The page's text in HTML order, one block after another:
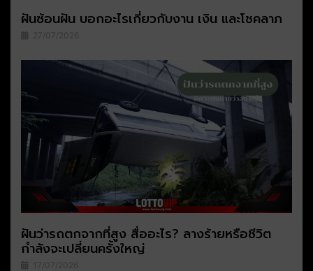
ฝันซ้อนฝัน บอกอะไรเกี่ยวกับงาน เงิน และโชคลาภ
27/07/2026
ฝันว่ารถตกจากที่สูง สื่ออะไร? ลางร้ายหรือชีวิต
กำลังจะเปลี่ยนครั้งใหญ่
17/07/2026